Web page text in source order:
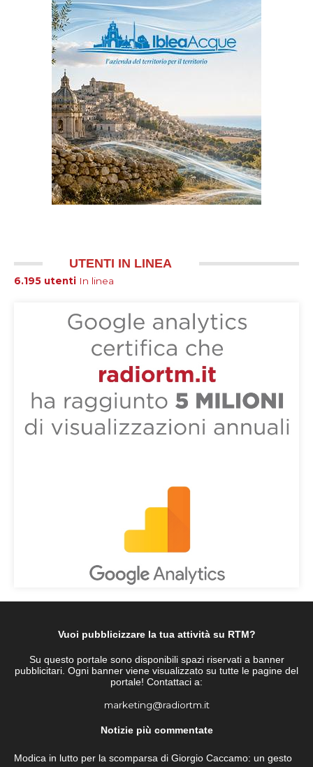
UTENTI IN LINEA
6.195 utenti In linea
Vuoi pubblicizzare la tua attività su RTM?
Su questo portale sono disponibili spazi riservati a banner
pubblicitari. Ogni banner viene visualizzato su tutte le pagine del
portale! Contattaci a:
marketing@radiortm.it
Notizie più commentate
Modica in lutto per la scomparsa di Giorgio Caccamo: un gesto